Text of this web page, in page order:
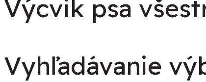
Výcvik psa
Vyhľadávanie